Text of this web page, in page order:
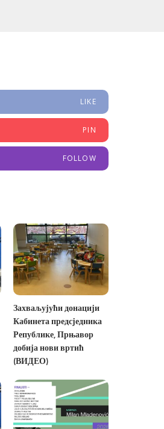
LIKE
PIN
FOLLOW
Захваљујући донацији
Кабинета предсједника
Републике, Прњавор
добија нови вртић
(ВИДЕО)